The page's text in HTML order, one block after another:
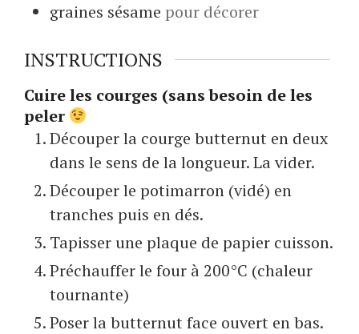
graines sésame pour décorer
INSTRUCTIONS
Cuire les courges (sans besoin de les
peler
Découper la courge butternut en deux
dans le sens de la longueur. La vider.
Découper le potimarron (vidé) en
tranches puis en dés.
Tapisser une plaque de papier cuisson.
Préchauffer le four à 200°C (chaleur
tournante)
Poser la butternut face ouvert en bas.